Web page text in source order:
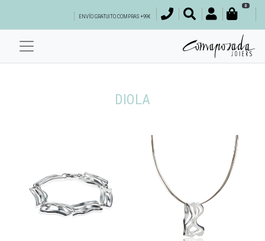
ENVÍO GRATUITO COMPRAS +99€
0
DIOLA